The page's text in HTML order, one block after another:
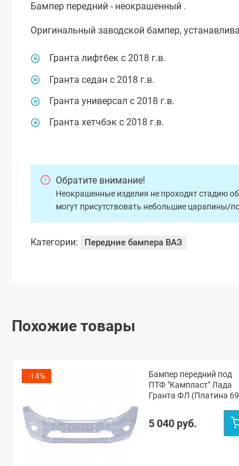
Бампер передний - неокрашенный .
Оригинальный заводской бампер,
Гранта лифтбек с 2018 г.в.
Гранта седан с 2018 г.в.
Гранта универсал с 2018 г.в.
Гранта хетчбэк с 2018 г.в.
Обратите внимание!
Неокрашенные изделия не проходят стадию
могут присутствовать небольшие царапины/
Категории: Передние бампера ВАЗ
Похожие товары
-14%
Бампер передний под
ПТФ "Кампласт" Лада
Гранта ФЛ (Платина
5 040 руб.